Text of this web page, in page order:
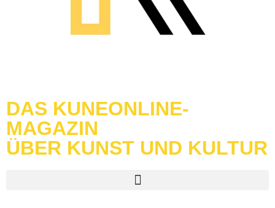
DAS KUNEONLINE-
MAGAZIN
ÜBER KUNST UND KULTUR